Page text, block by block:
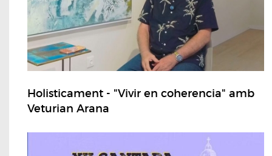
Holisticament - "Vivir en coherencia" amb
Veturian Arana